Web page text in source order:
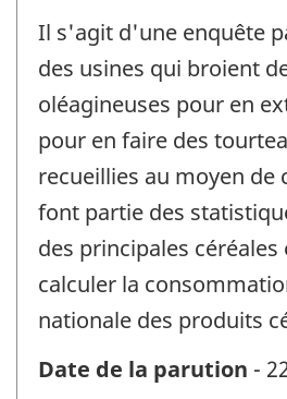
Il s'agit d'une enquête
des usines qui broient
oléagineuses pour en
pour en faire des
recueillies au moyen de
font partie des
des principales
calculer la
nationale des produits
Date de la parution -